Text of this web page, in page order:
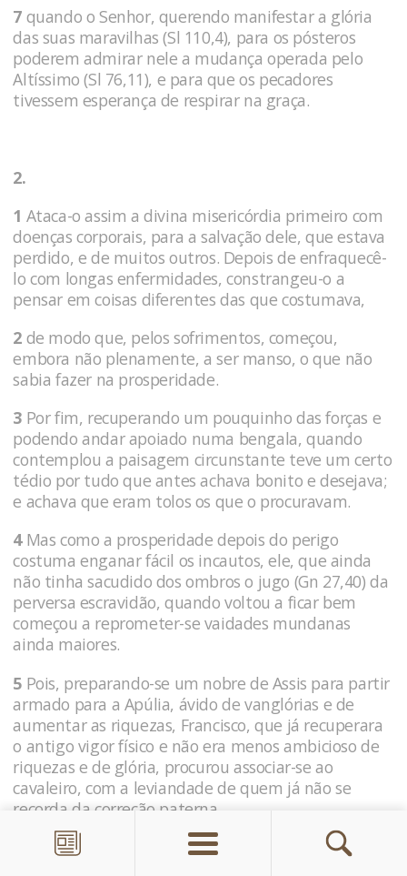
7 quando o Senhor, querendo manifestar a glória
das suas maravilhas (Sl 110,4), para os pósteros
poderem admirar nele a mudança ope­rada pelo
Altíssimo (Sl 76,11), e para que os pecadores
tivessem esperança de respirar na graça.
2.
1 Ataca-o assim a divina misericórdia primeiro com
doenças corporais, para a salvação dele, que estava
perdido, e de muitos outros. Depois de enfraquecê-
lo com longas enfermidades, constrangeu-o a
pensar em coisas diferentes das que costu­mava,
2 de modo que, pelos sofrimentos, come­çou,
embora não plenamente, a ser manso, o que não
sabia fazer na prosperidade.
3 Por fim, recuperando um pouquinho das forças e
podendo andar apoiado numa bengala, quando
con­templou a paisagem circunstante teve um certo
tédio por tudo que antes achava bonito e desejava;
e achava que eram tolos os que o procuravam.
4Mas como a prosperidade depois do perigo
costuma enganar fácil os incautos, ele, que ainda
não tinha sacudido dos ombros o jugo (Gn 27,40) da
perversa escravidão, quando voltou a ficar bem
começou a reprometer-se vaidades mundanas
ainda maio­res.
5 Pois, preparando-se um nobre de Assis para partir
armado para a Apúlia, ávido de vanglórias e de
aumentar as riquezas, Francisco, que já recupe­rara
o antigo vigor físico e não era menos ambicioso de
riquezas e de glória, procurou associar-se ao
cavaleiro, com a leviandade de quem já não se
recorda da correção paterna.
Mas nisso é preciso admirar bastante a disposição